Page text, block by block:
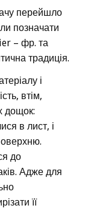
перейшло
позначати
– фр. та
традиція.
і
втім,
дощок:
в лист, і
до
Адже для
її